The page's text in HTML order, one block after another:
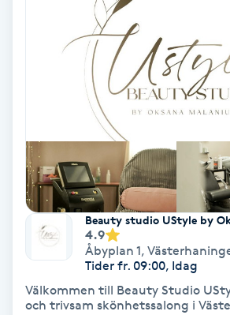
Hårborttagning
Hårbottenbehandling
Hårförlängning
Hårvård
Hälsa
Beauty studio UStyle by
4.9
Åbyplan 1,
Tider fr. 09:00, Idag
Välkommen till Beauty Studio
och trivsam skönhetssalong i